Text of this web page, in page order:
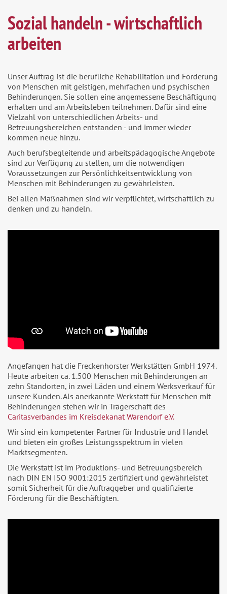
Sozial handeln - wirtschaftlich
arbeiten
Unser Auftrag ist die berufliche Rehabilitation und Förderung
von Menschen mit geistigen, mehrfachen und psychischen
Behinderungen. Sie sollen eine angemessene Beschäftigung
erhalten und am Arbeitsleben teilnehmen. Dafür sind eine
Vielzahl von unterschiedlichen Arbeits- und
Betreuungsbereichen entstanden - und immer wieder
kommen neue hinzu.
Auch berufsbegleitende und arbeitspädagogische Angebote
sind zur Verfügung zu stellen, um die notwendigen
Voraussetzungen zur Persönlichkeitsentwicklung von
Menschen mit Behinderungen zu gewährleisten.
Bei allen Maßnahmen sind wir verpflichtet, wirtschaftlich zu
denken und zu handeln.
Angefangen hat die Freckenhorster Werkstätten GmbH 1974.
Heute arbeiten ca. 1.500 Menschen mit Behinderungen an
zehn Standorten, in zwei Läden und einem Werksverkauf für
unsere Kunden. Als anerkannte Werkstatt für Menschen mit
Behinderungen stehen wir in Trägerschaft des
Caritasverbandes im Kreisdekanat Warendorf e.V.
Wir sind ein kompetenter Partner für Industrie und Handel
und bieten ein großes Leistungsspektrum in vielen
Marktsegmenten.
Die Werkstatt ist im Produktions- und Betreuungsbereich
nach DIN EN ISO 9001:2015 zertifiziert und gewährleistet
somit Sicherheit für die Auftraggeber und qualifizierte
Förderung für die Beschäftigten.